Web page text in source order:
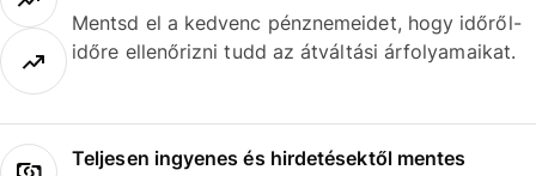
Mentsd el a kedvenc pénznemeidet, hogy időről-
időre ellenőrizni tudd az átváltási árfolyamaikat.
Teljesen ingyenes és hirdetésektől mentes